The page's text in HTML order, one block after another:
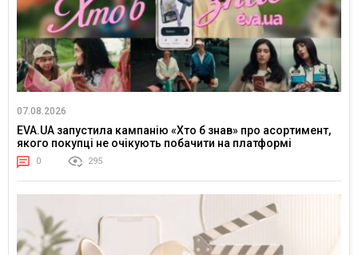
07.08.2026
EVA.UA запустила кампанію «Хто б знав» про асортимент,
якого покупці не очікують побачити на платформі
0 295